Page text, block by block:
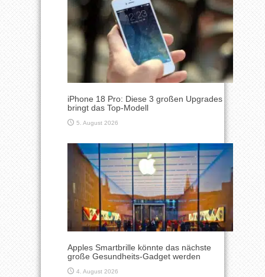
iPhone 18 Pro: Diese 3 großen Upgrades
bringt das Top-Modell
5. August 2026
Apples Smartbrille könnte das nächste
große Gesundheits-Gadget werden
4. August 2026